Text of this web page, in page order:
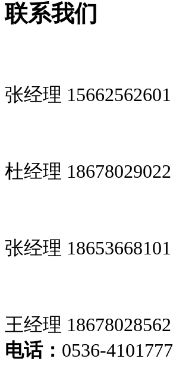
联系我们
张经理 15662562601
杜经理 18678029022
张经理 18653668101
王经理 18678028562
电话： 0536-4101777